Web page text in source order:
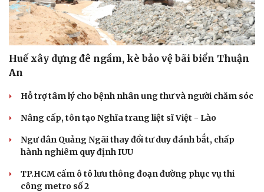
Du lịch
Tư vấn
check-in
Podcast
Đọc truyện đêm khuya
Cửa sổ tình yêu
Huế xây dựng đê ngầm, kè bảo vệ bãi biển Thuận
An
Hỗ trợ tâm lý cho bệnh nhân ung thư và người chăm sóc
Nâng cấp, tôn tạo Nghĩa trang liệt sĩ Việt - Lào
Ngư dân Quảng Ngãi thay đổi tư duy đánh bắt, chấp
hành nghiêm quy định IUU
TP.HCM cấm ô tô lưu thông đoạn đường phục vụ thi
công metro số 2